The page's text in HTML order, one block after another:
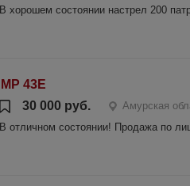
В хорошем состоянии настрел 200
МР 43Е
30 000 руб.
Амурская
В отличном состоянии! Продажа по